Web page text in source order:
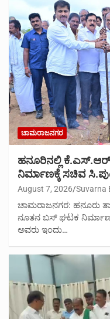
ಚಾಮರಾಜನಗರ
ಹನೂರಿನಲ್ಲಿ
ನಿರ್ಮಾಣಕ್ಕೆ ಸಚಿವ
August 7, 2026 Suvarna
ಚಾಮರಾಜನಗರ: ಹನೂರು
ನೂತನ ಬಸ್ ಘಟಕ ನಿರ್ಮಾಣ
ಅವರು ಇಂದು…